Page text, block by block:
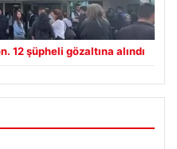
12 şüpheli gözaltına alındı